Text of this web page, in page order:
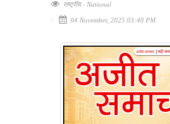
राष्ट्रीय - National
04 November, 2025 03:40 PM